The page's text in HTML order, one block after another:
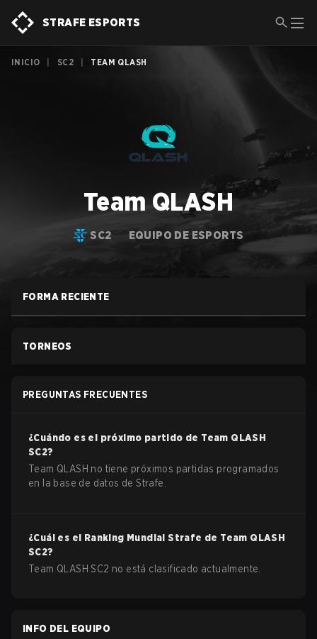
STRAFE ESPORTS
INICIO SC2 TEAM QLASH
Team QLASH
SC2 EQUIPO DE ESPORTS
FORMA RECIENTE
TORNEOS
PREGUNTAS FRECUENTES
¿Cuándo es el próximo partido de Team QLASH
SC2?
Team QLASH no tiene próximos partidas programados
en la base de datos de Strafe.
¿Cuál es el Ranking Mundial Strafe de Team QLASH
SC2?
Team QLASH SC2 no está clasificado actualmente.
INFO DEL EQUIPO